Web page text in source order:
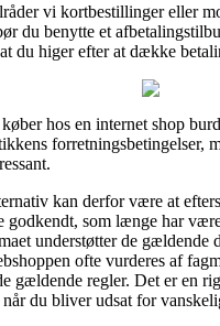
vi kortbestillinger eller
du benytte et
du higer efter at dække
hos en internet shop
forretningsbetingelser,
kan derfor være at
godkendt, som længe har
understøtter de gældende
ofte vurderes af
gældende regler. Det er en
når du bliver udsat for